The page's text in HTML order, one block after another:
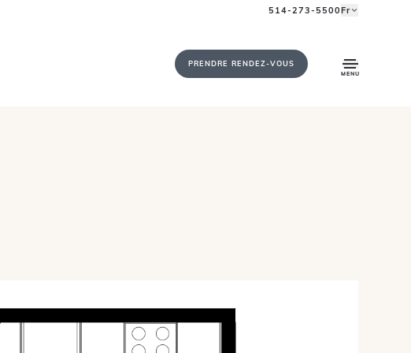
514-273-5500Fr
PRENDRE RENDEZ-VOUS
MENU